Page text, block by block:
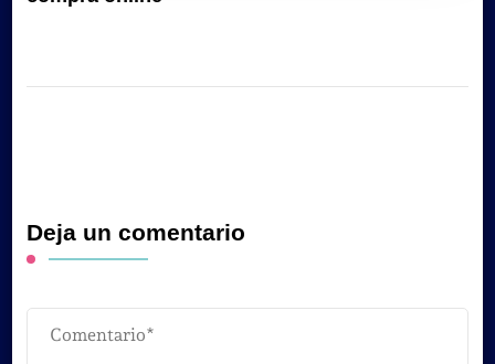
Deja un comentario